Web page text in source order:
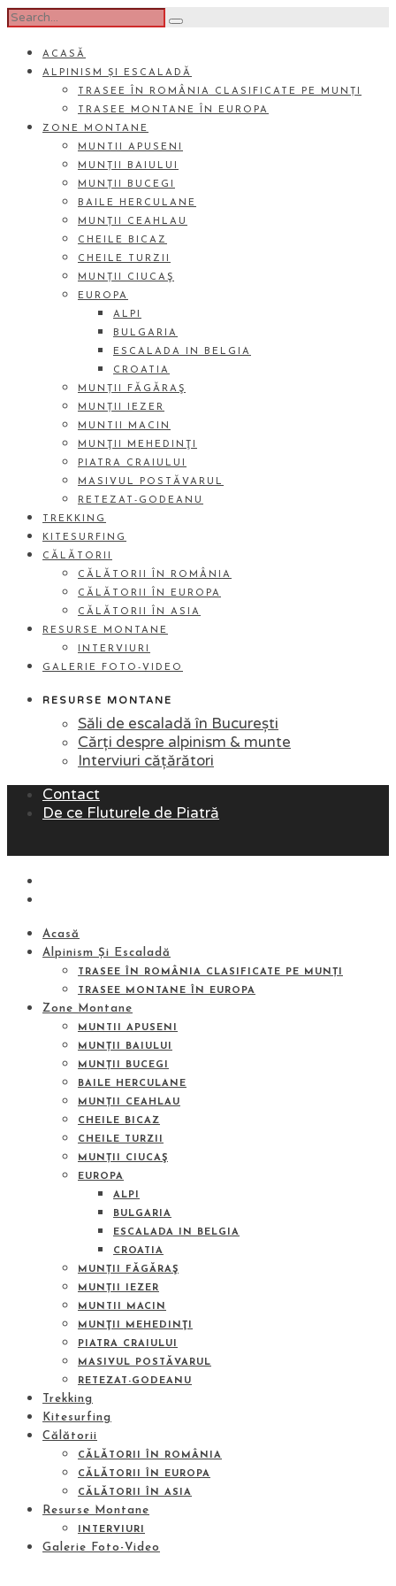
ACASĂ
ALPINISM ȘI ESCALADĂ
TRASEE ÎN ROMÂNIA CLASIFICATE PE MUNȚI
TRASEE MONTANE ÎN EUROPA
ZONE MONTANE
MUNTII APUSENI
MUNȚII BAIULUI
MUNȚII BUCEGI
BAILE HERCULANE
MUNȚII CEAHLAU
CHEILE BICAZ
CHEILE TURZII
MUNȚII CIUCAŞ
EUROPA
ALPI
BULGARIA
ESCALADA IN BELGIA
CROATIA
MUNȚII FĂGĂRAŞ
MUNȚII IEZER
MUNTII MACIN
MUNŢII MEHEDINŢI
PIATRA CRAIULUI
MASIVUL POSTĂVARUL
RETEZAT-GODEANU
TREKKING
KITESURFING
CĂLĂTORII
CĂLĂTORII ÎN ROMÂNIA
CĂLĂTORII ÎN EUROPA
CĂLĂTORII ÎN ASIA
RESURSE MONTANE
INTERVIURI
GALERIE FOTO-VIDEO
RESURSE MONTANE
Săli de escaladă în București
Cărți despre alpinism & munte
Interviuri cățărători
Contact
De ce Fluturele de Piatră
Acasă
Alpinism Și Escaladă
TRASEE ÎN ROMÂNIA CLASIFICATE PE MUNȚI
TRASEE MONTANE ÎN EUROPA
Zone Montane
MUNTII APUSENI
MUNȚII BAIULUI
MUNȚII BUCEGI
BAILE HERCULANE
MUNȚII CEAHLAU
CHEILE BICAZ
CHEILE TURZII
MUNȚII CIUCAŞ
EUROPA
ALPI
BULGARIA
ESCALADA IN BELGIA
CROATIA
MUNȚII FĂGĂRAŞ
MUNȚII IEZER
MUNTII MACIN
MUNŢII MEHEDINŢI
PIATRA CRAIULUI
MASIVUL POSTĂVARUL
RETEZAT-GODEANU
Trekking
Kitesurfing
Călătorii
CĂLĂTORII ÎN ROMÂNIA
CĂLĂTORII ÎN EUROPA
CĂLĂTORII ÎN ASIA
Resurse Montane
INTERVIURI
Galerie Foto-Video